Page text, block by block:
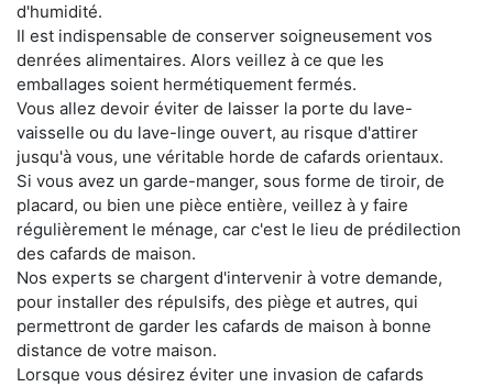
d'humidité.
Il est indispensable de conserver soigneusement vos
denrées alimentaires. Alors veillez à ce que les
emballages soient hermétiquement fermés.
Vous allez devoir éviter de laisser la porte du lave-
vaisselle ou du lave-linge ouvert, au risque d'attirer
jusqu'à vous, une véritable horde de cafards orientaux.
Si vous avez un garde-manger, sous forme de tiroir, de
placard, ou bien une pièce entière, veillez à y faire
régulièrement le ménage, car c'est le lieu de prédilection
des cafards de maison.
Nos experts se chargent d'intervenir à votre demande,
pour installer des répulsifs, des piège et autres, qui
permettront de garder les cafards de maison à bonne
distance de votre maison.
Lorsque vous désirez éviter une invasion de cafards